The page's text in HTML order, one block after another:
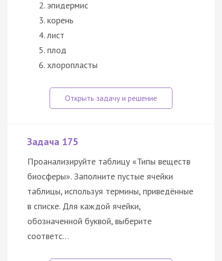
эпидермис
корень
лист
плод
хлоропласты
Задача 175
Проанализируйте таблицу «Типы веществ
биосферы». Заполните пустые ячейки
таблицы, используя термины, приведённые
в списке. Для каждой ячейки,
обозначенной буквой, выберите
соответс…